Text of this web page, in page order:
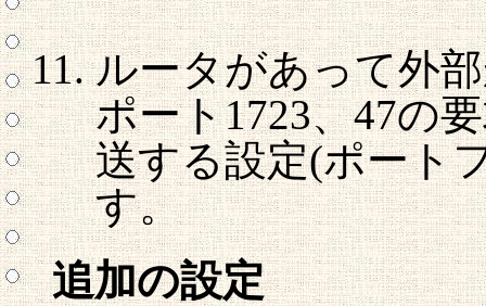
ルータがあって外
ポート1723、47の
送する設定(ポート
す。
追加の設定